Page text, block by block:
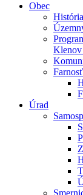
Obec
História
Klenov
Úrad